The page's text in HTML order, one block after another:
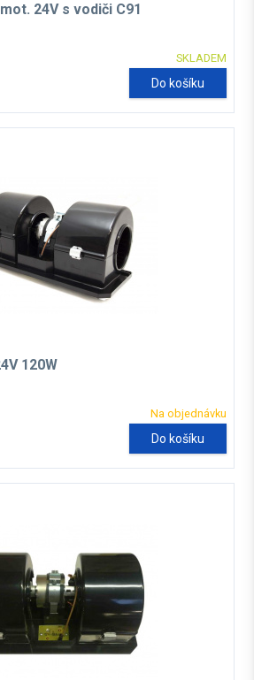
24V s vodiči C91
SKLADEM
Do košíku
120W
Na objednávku
Do košíku